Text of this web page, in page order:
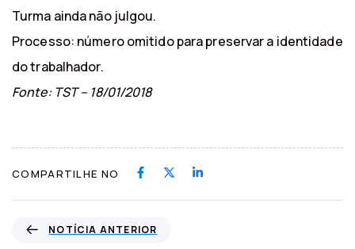
Turma ainda não julgou.
Processo: número omitido para preservar a identidade
do trabalhador.
Fonte: TST – 18/01/2018
COMPARTILHE NO
NOTÍCIA ANTERIOR